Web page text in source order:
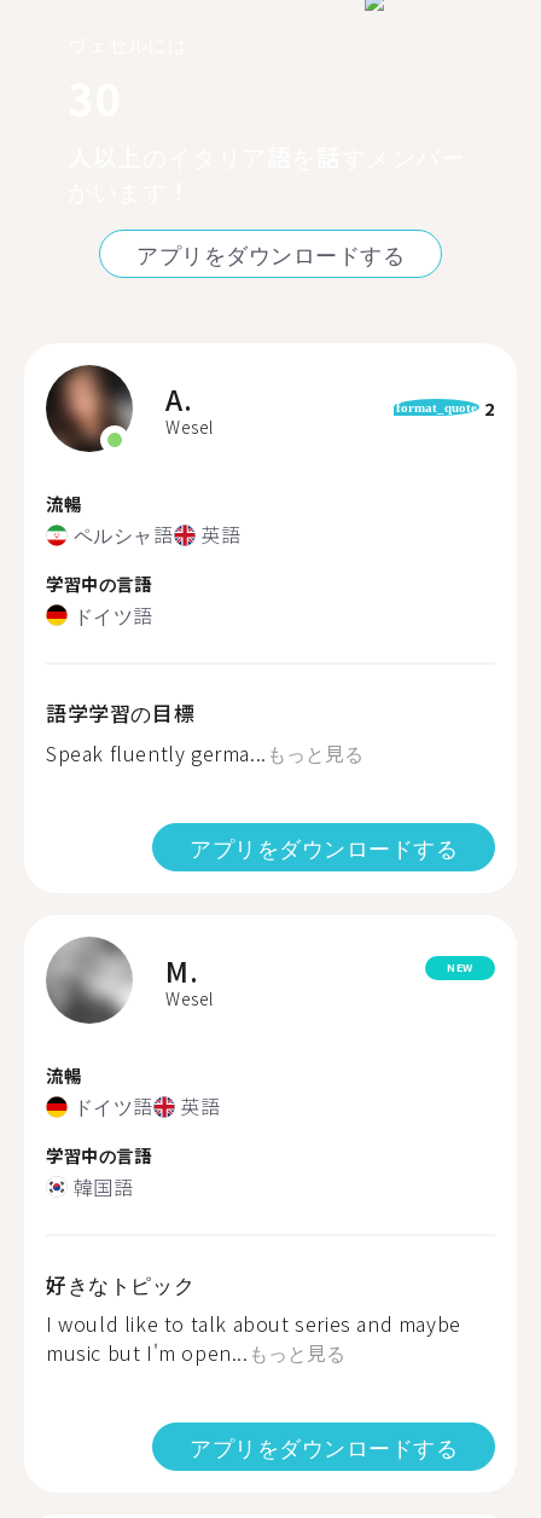
アプリをダウンロードする
A.
Wesel
format_quote 2
流暢
ペルシャ語 英語
学習中の言語
ドイツ語
語学学習の目標
Speak fluently germa... もっと見る
アプリをダウンロードする
M.
Wesel
NEW
流暢
ドイツ語 英語
学習中の言語
韓国語
好きなトピック
I would like to talk about series and maybe
music but I'm open... もっと見る
アプリをダウンロードする